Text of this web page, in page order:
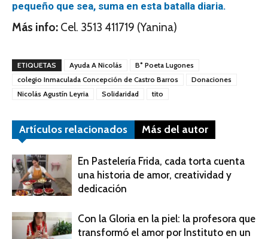
pequeño que sea, suma en esta batalla diaria.
Más info: Cel. 3513 411719 (Yanina)
ETIQUETAS Ayuda A Nicolás
B° Poeta Lugones
colegio Inmaculada Concepción de Castro Barros
Donaciones
Nicolás Agustín Leyria
Solidaridad tito
Artículos relacionados Más del autor
En Pastelería Frida, cada torta cuenta
una historia de amor, creatividad y
dedicación
Con la Gloria en la piel: la profesora que
transformó el amor por Instituto en un